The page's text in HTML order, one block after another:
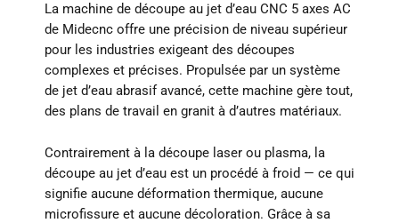
La machine de découpe au jet d’eau CNC 5 axes AC
de Midecnc offre une précision de niveau supérieur
pour les industries exigeant des découpes
complexes et précises. Propulsée par un système
de jet d’eau abrasif avancé, cette machine gère tout,
des plans de travail en granit à d’autres matériaux.
Contrairement à la découpe laser ou plasma, la
découpe au jet d’eau est un procédé à froid — ce qui
signifie aucune déformation thermique, aucune
microfissure et aucune décoloration. Grâce à sa